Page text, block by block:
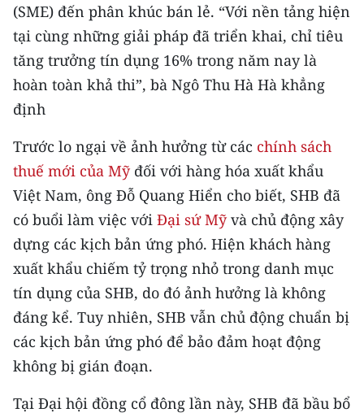
(SME) đến phân khúc bán lẻ. “Với nền tảng hiện
tại cùng những giải pháp đã triển khai, chỉ tiêu
tăng trưởng tín dụng 16% trong năm nay là
hoàn toàn khả thi”, bà Ngô Thu Hà Hà khẳng
định
Trước lo ngại về ảnh hưởng từ các chính sách
thuế mới của Mỹđối với hàng hóa xuất khẩu
Việt Nam, ông Đỗ Quang Hiển cho biết, SHB đã
có buổi làm việc với Đại sứ Mỹvà chủ động xây
dựng các kịch bản ứng phó. Hiện khách hàng
xuất khẩu chiếm tỷ trọng nhỏ trong danh mục
tín dụng của SHB, do đó ảnh hưởng là không
đáng kể. Tuy nhiên, SHB vẫn chủ động chuẩn bị
các kịch bản ứng phó để bảo đảm hoạt động
không bị gián đoạn.
Tại Đại hội đồng cổ đông lần này, SHB đã bầu bổ